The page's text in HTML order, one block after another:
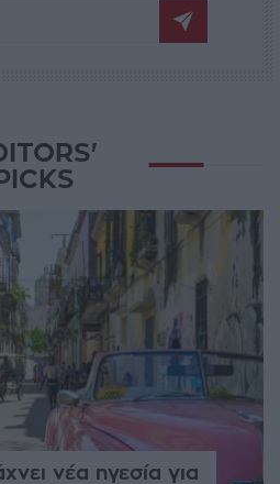
PICKS
νέα ηγεσία για